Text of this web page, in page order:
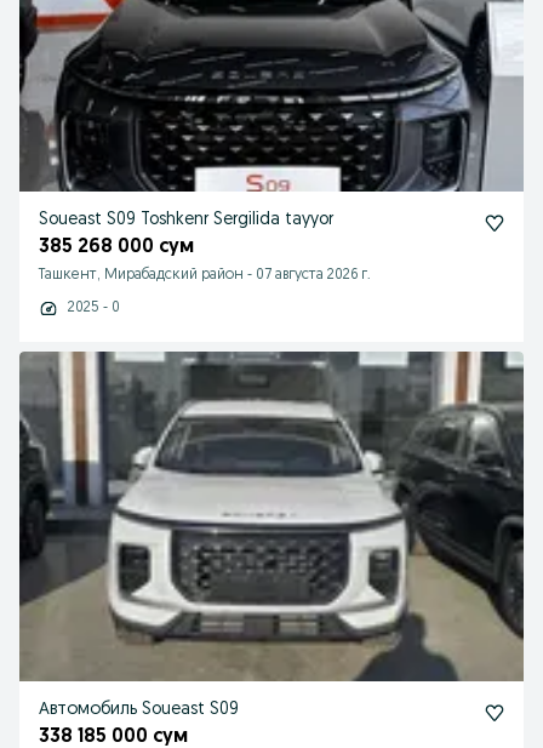
Soueast S09 Toshkenr Sergilida tayyor
385 268 000 сум
Ташкент, Мирабадский район - 07 августа 2026 г.
2025 - 0
Автомобиль Soueast S09
338 185 000 сум